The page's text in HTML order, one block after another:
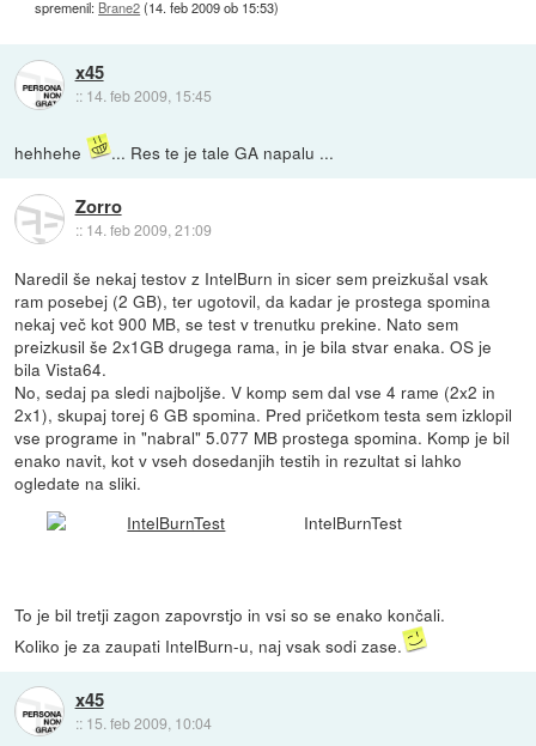
spremenil: Brane2(14. feb 2009 ob 15:53)
x45
:: 14. feb 2009, 15:45
hehhehe ... Res te je tale GA napalu ...
Zorro
:: 14. feb 2009, 21:09
Naredil še nekaj testov z IntelBurn in sicer sem preizkušal vsak
ram posebej (2 GB), ter ugotovil, da kadar je prostega spomina
nekaj več kot 900 MB, se test v trenutku prekine. Nato sem
preizkusil še 2x1GB drugega rama, in je bila stvar enaka. OS je
bila Vista64.
No, sedaj pa sledi najboljše. V komp sem dal vse 4 rame (2x2 in
2x1), skupaj torej 6 GB spomina. Pred pričetkom testa sem izklopil
vse programe in "nabral" 5.077 MB prostega spomina. Komp je bil
enako navit, kot v vseh dosedanjih testih in rezultat si lahko
ogledate na sliki.
IntelBurnTest
To je bil tretji zagon zapovrstjo in vsi so se enako končali.
Koliko je za zaupati IntelBurn-u, naj vsak sodi zase.
x45
:: 15. feb 2009, 10:04